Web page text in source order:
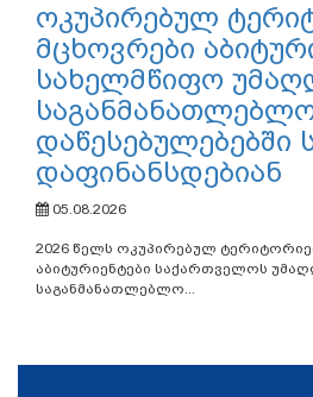
ოკუპირებულ
მცხოვრები
სახელმწიფო
დაფინანსდებიან
05.08.2026
2026 წელს ოკუპირებულ
აბიტურიენტები საქართველოს
საგანმანათლებლო...